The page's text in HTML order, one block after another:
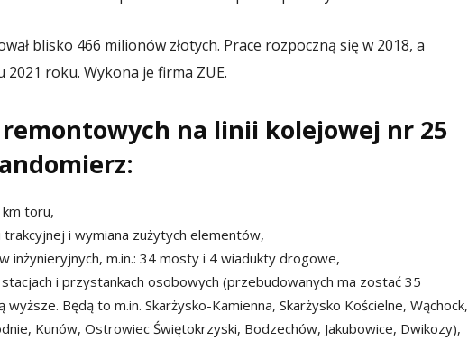
blisko 466 milionów złotych. Prace rozpoczną się w 2018, a
2021 roku. Wykona je firma ZUE.
na linii kolejowej nr 25
toru,
trakcyjnej i wymiana zużytych elementów,
inżynieryjnych, m.in.: 34 mosty i 4 wiadukty drogowe,
i przystankach osobowych (przebudowanych ma zostać 35
Będą to m.in. Skarżysko-Kamienna, Skarżysko Kościelne, Wąchock,
Kunów, Ostrowiec Świętokrzyski, Bodzechów, Jakubowice, Dwikozy),